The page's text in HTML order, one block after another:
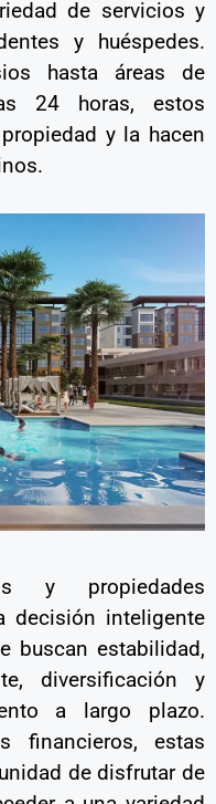
de servicios y
y huéspedes.
hasta áreas de
24 horas, estos
y la hacen
y propiedades
decisión inteligente
buscan estabilidad,
diversificación y
a largo plazo.
financieros, estas
de disfrutar de